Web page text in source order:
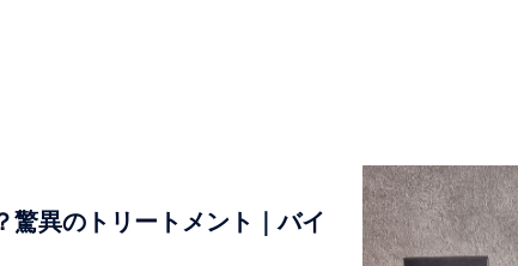
驚異のトリートメント｜バイ